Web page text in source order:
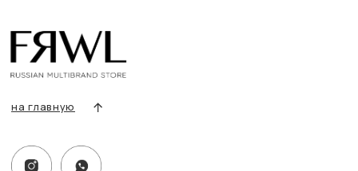
Оплата и доставка
Контакты, реквизиты
г. Казань, ул. Кремлевская, 2а ПН-ВС с 11:00 до 20:00
ПН-ВС с 10:00 до 22:00